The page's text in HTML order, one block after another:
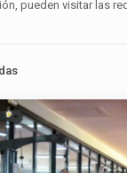
pueden visitar las